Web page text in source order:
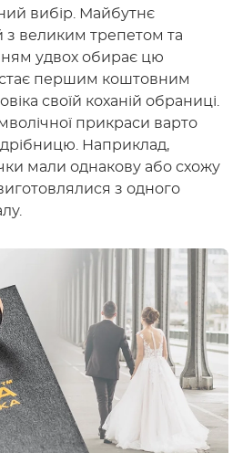
вибір. Майбутнє
великим трепетом та
удвох обирає цю
першим коштовним
своїй коханій обраниці.
прикраси варто
Наприклад,
мали однакову або схожу
з одного